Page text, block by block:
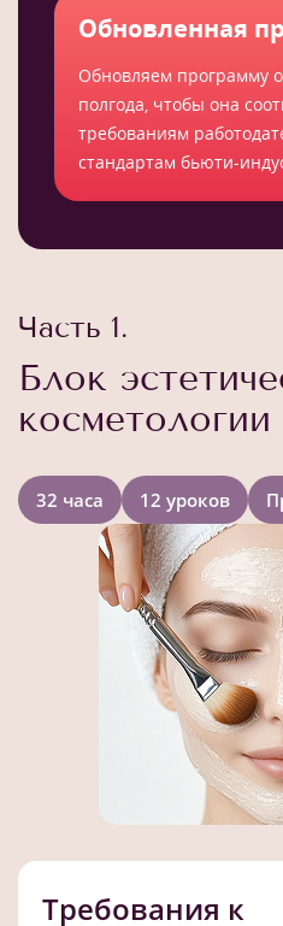
Обновленная
Обновляем программу
полгода, чтобы она
требованиям
стандартам бьюти-
Часть 1.
Блок
косметологии
32 часа 12 уроков
Требования к